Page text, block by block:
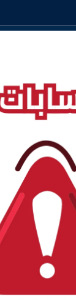
41.00